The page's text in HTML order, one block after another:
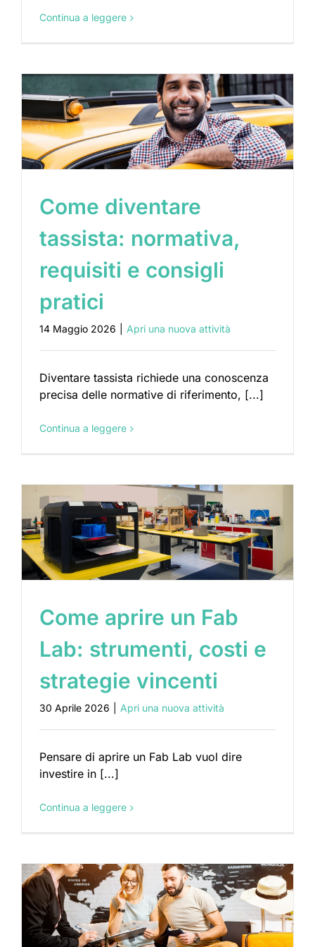
Continua a leggere
​Come diventare
tassista: normativa,
requisiti e consigli
pratici
14 Maggio 2026 Apri una nuova attività
Diventare tassista richiede una conoscenza
precisa delle normative di riferimento, [...]
Continua a leggere
​Come aprire un Fab
Lab: strumenti, costi e
strategie vincenti
30 Aprile 2026 Apri una nuova attività
Pensare di aprire un Fab Lab vuol dire
investire in [...]
Continua a leggere